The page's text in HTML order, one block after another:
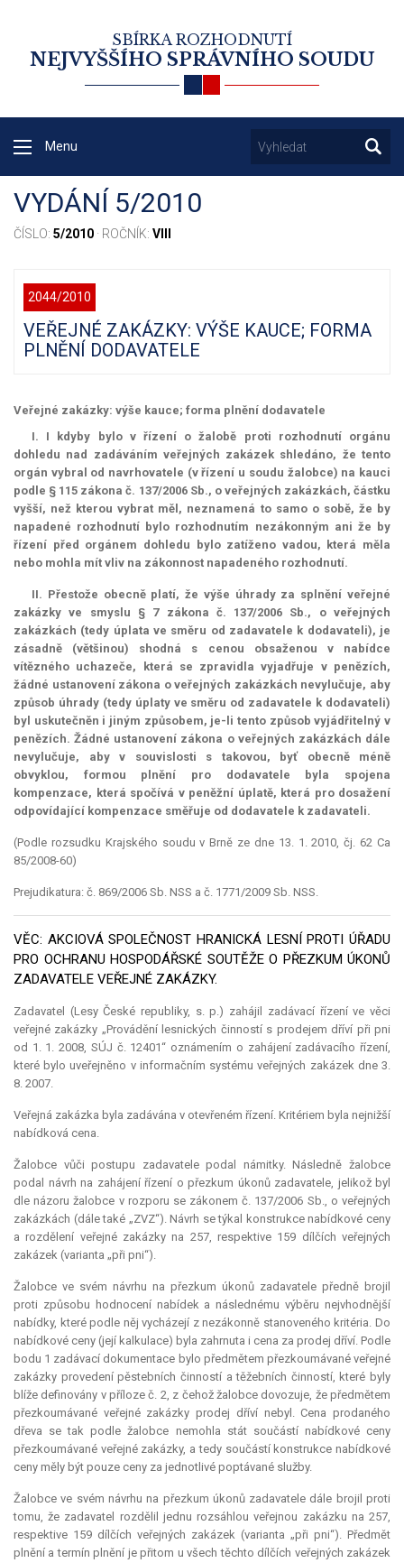
SBÍRKA ROZHODNUTÍ
NEJVYŠŠÍHO SPRÁVNÍHO SOUDU
Menu
VYDÁNÍ 5/2010
ČÍSLO: 5/2010 · ROČNÍK: VIII
2044/2010
VEŘEJNÉ ZAKÁZKY: VÝŠE KAUCE; FORMA
PLNĚNÍ DODAVATELE
Veřejné zakázky: výše kauce; forma plnění dodavatele
I. I kdyby bylo v řízení o žalobě proti rozhodnutí orgánu
dohledu nad zadáváním veřejných zakázek shledáno, že tento
orgán vybral od navrhovatele (v řízení u soudu žalobce) na kauci
podle § 115 zákona č. 137/2006 Sb., o veřejných zakázkách, částku
vyšší, než kterou vybrat měl, neznamená to samo o sobě, že by
napadené rozhodnutí bylo rozhodnutím nezákonným ani že by
řízení před orgánem dohledu bylo zatíženo vadou, která měla
nebo mohla mít vliv na zákonnost napadeného rozhodnutí.
II. Přestože obecně platí, že výše úhrady za splnění veřejné
zakázky ve smyslu § 7 zákona č. 137/2006 Sb., o veřejných
zakázkách (tedy úplata ve směru od zadavatele k dodavateli), je
zásadně (většinou) shodná s cenou obsaženou v nabídce
vítězného uchazeče, která se zpravidla vyjadřuje v penězích,
žádné ustanovení zákona o veřejných zakázkách nevylučuje, aby
způsob úhrady (tedy úplaty ve směru od zadavatele k dodavateli)
byl uskutečněn i jiným způsobem, je-li tento způsob vyjádřitelný v
penězích. Žádné ustanovení zákona o veřejných zakázkách dále
nevylučuje, aby v souvislosti s takovou, byť obecně méně
obvyklou, formou plnění pro dodavatele byla spojena
kompenzace, která spočívá v peněžní úplatě, která pro dosažení
odpovídající kompenzace směřuje od dodavatele k zadavateli.
(Podle rozsudku Krajského soudu v Brně ze dne 13. 1. 2010, čj. 62 Ca
85/2008-60)
Prejudikatura: č. 869/2006 Sb. NSS a č. 1771/2009 Sb. NSS.
VĚC: AKCIOVÁ SPOLEČNOST HRANICKÁ LESNÍ PROTI ÚŘADU
PRO OCHRANU HOSPODÁŘSKÉ SOUTĚŽE O PŘEZKUM ÚKONŮ
ZADAVATELE VEŘEJNÉ ZAKÁZKY.
Zadavatel (Lesy České republiky, s. p.) zahájil zadávací řízení ve věci
veřejné zakázky „Provádění lesnických činností s prodejem dříví při pni
od 1. 1. 2008, SÚJ č. 12401“ oznámením o zahájení zadávacího řízení,
které bylo uveřejněno v informačním systému veřejných zakázek dne 3.
8. 2007.
Veřejná zakázka byla zadávána v otevřeném řízení. Kritériem byla nejnižší
nabídková cena.
Žalobce vůči postupu zadavatele podal námitky. Následně žalobce
podal návrh na zahájení řízení o přezkum úkonů zadavatele, jelikož byl
dle názoru žalobce v rozporu se zákonem č. 137/2006 Sb., o veřejných
zakázkách (dále také „ZVZ“). Návrh se týkal konstrukce nabídkové ceny
a rozdělení veřejné zakázky na 257, respektive 159 dílčích veřejných
zakázek (varianta „při pni“).
Žalobce ve svém návrhu na přezkum úkonů zadavatele předně brojil
proti způsobu hodnocení nabídek a následnému výběru nejvhodnější
nabídky, které podle něj vycházejí z nezákonně stanoveného kritéria. Do
nabídkové ceny (její kalkulace) byla zahrnuta i cena za prodej dříví. Podle
bodu 1 zadávací dokumentace bylo předmětem přezkoumávané veřejné
zakázky provedení pěstebních činností a těžebních činností, které byly
blíže definovány v příloze č. 2, z čehož žalobce dovozuje, že předmětem
přezkoumávané veřejné zakázky prodej dříví nebyl. Cena prodaného
dřeva se tak podle žalobce nemohla stát součástí nabídkové ceny
přezkoumávané veřejné zakázky, a tedy součástí konstrukce nabídkové
ceny měly být pouze ceny za jednotlivé poptávané služby.
Žalobce ve svém návrhu na přezkum úkonů zadavatele dále brojil proti
tomu, že zadavatel rozdělil jednu rozsáhlou veřejnou zakázku na 257,
respektive 159 dílčích veřejných zakázek (varianta „při pni“). Předmět
plnění a termín plnění je přitom u všech těchto dílčích veřejných zakázek